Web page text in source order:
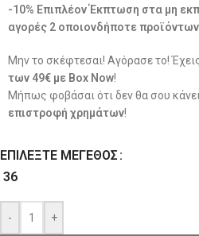
-10% Επιπλέον Έκπτωση στα μη
αγορές 2 οποιονδήποτε
Μην το σκέφτεσαι! Αγόρασε το!
των 49€ με Box Now!
Μήπως φοβάσαι ότι δεν θα σου
επιστροφή χρημάτων!
ΕΠΙΛΈΞΤΕ ΜΈΓΕΘΟΣ
36
- +